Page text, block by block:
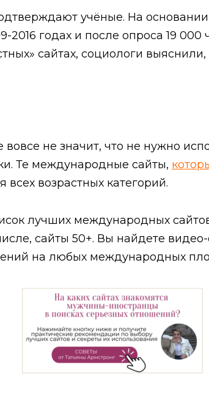
учёные. На
2016 годах и после опроса 19 000
сайтах, социологи
не значит, что не нужно
Те международные сайты,
всех возрастных категорий.
лучших международных
сайты 50+. Вы найдете
на любых международных